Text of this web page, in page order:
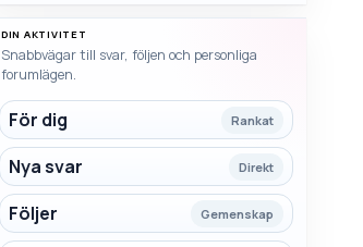
DIN AKTIVITET
Snabbvägar till svar, följen och personliga
forumlägen.
För dig Rankat
Nya svar Direkt
Följer Gemenskap